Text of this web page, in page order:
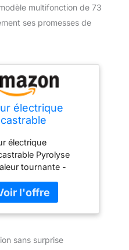
multifonction de 73
ses promesses de
électrique
-
-
BXP5560X
- 73 L -
A+
électrique
Pyrolyse
tournante -
- Inox - 73 L
A+ -
sans surprise